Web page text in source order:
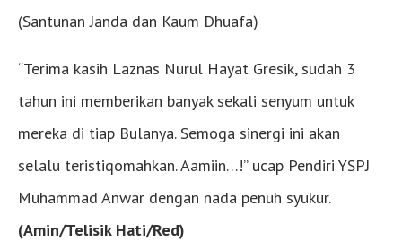
(Santunan Janda dan Kaum Dhuafa)
“Terima kasih Laznas Nurul Hayat Gresik, sudah 3
tahun ini memberikan banyak sekali senyum untuk
mereka di tiap Bulanya. Semoga sinergi ini akan
selalu teristiqomahkan. Aamiin…!” ucap Pendiri YSPJ
Muhammad Anwar dengan nada penuh syukur.
(Amin/Telisik Hati/Red)